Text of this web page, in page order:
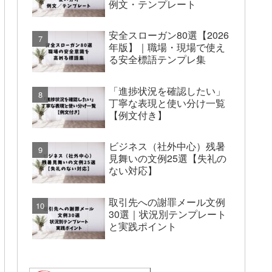
例文・テンプレート
安全スローガン80選【2026
年版】｜職場・現場で使え
る安全標語テンプレ集
「進捗状況を確認したい」
丁寧な表現と使い分け一覧
【例文付き】
ビジネス（社外中心）残暑
見舞いの文例25選【失礼の
ない対応】
取引先への謝罪メール文例
30選｜状況別テンプレート
と実践ポイント